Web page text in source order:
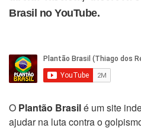
Brasil no YouTube.
O Plantão Brasilé um site
ajudar na luta contra o